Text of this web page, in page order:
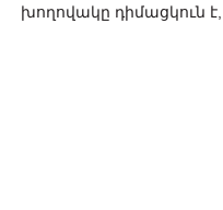
խողովակը դիմացկուն